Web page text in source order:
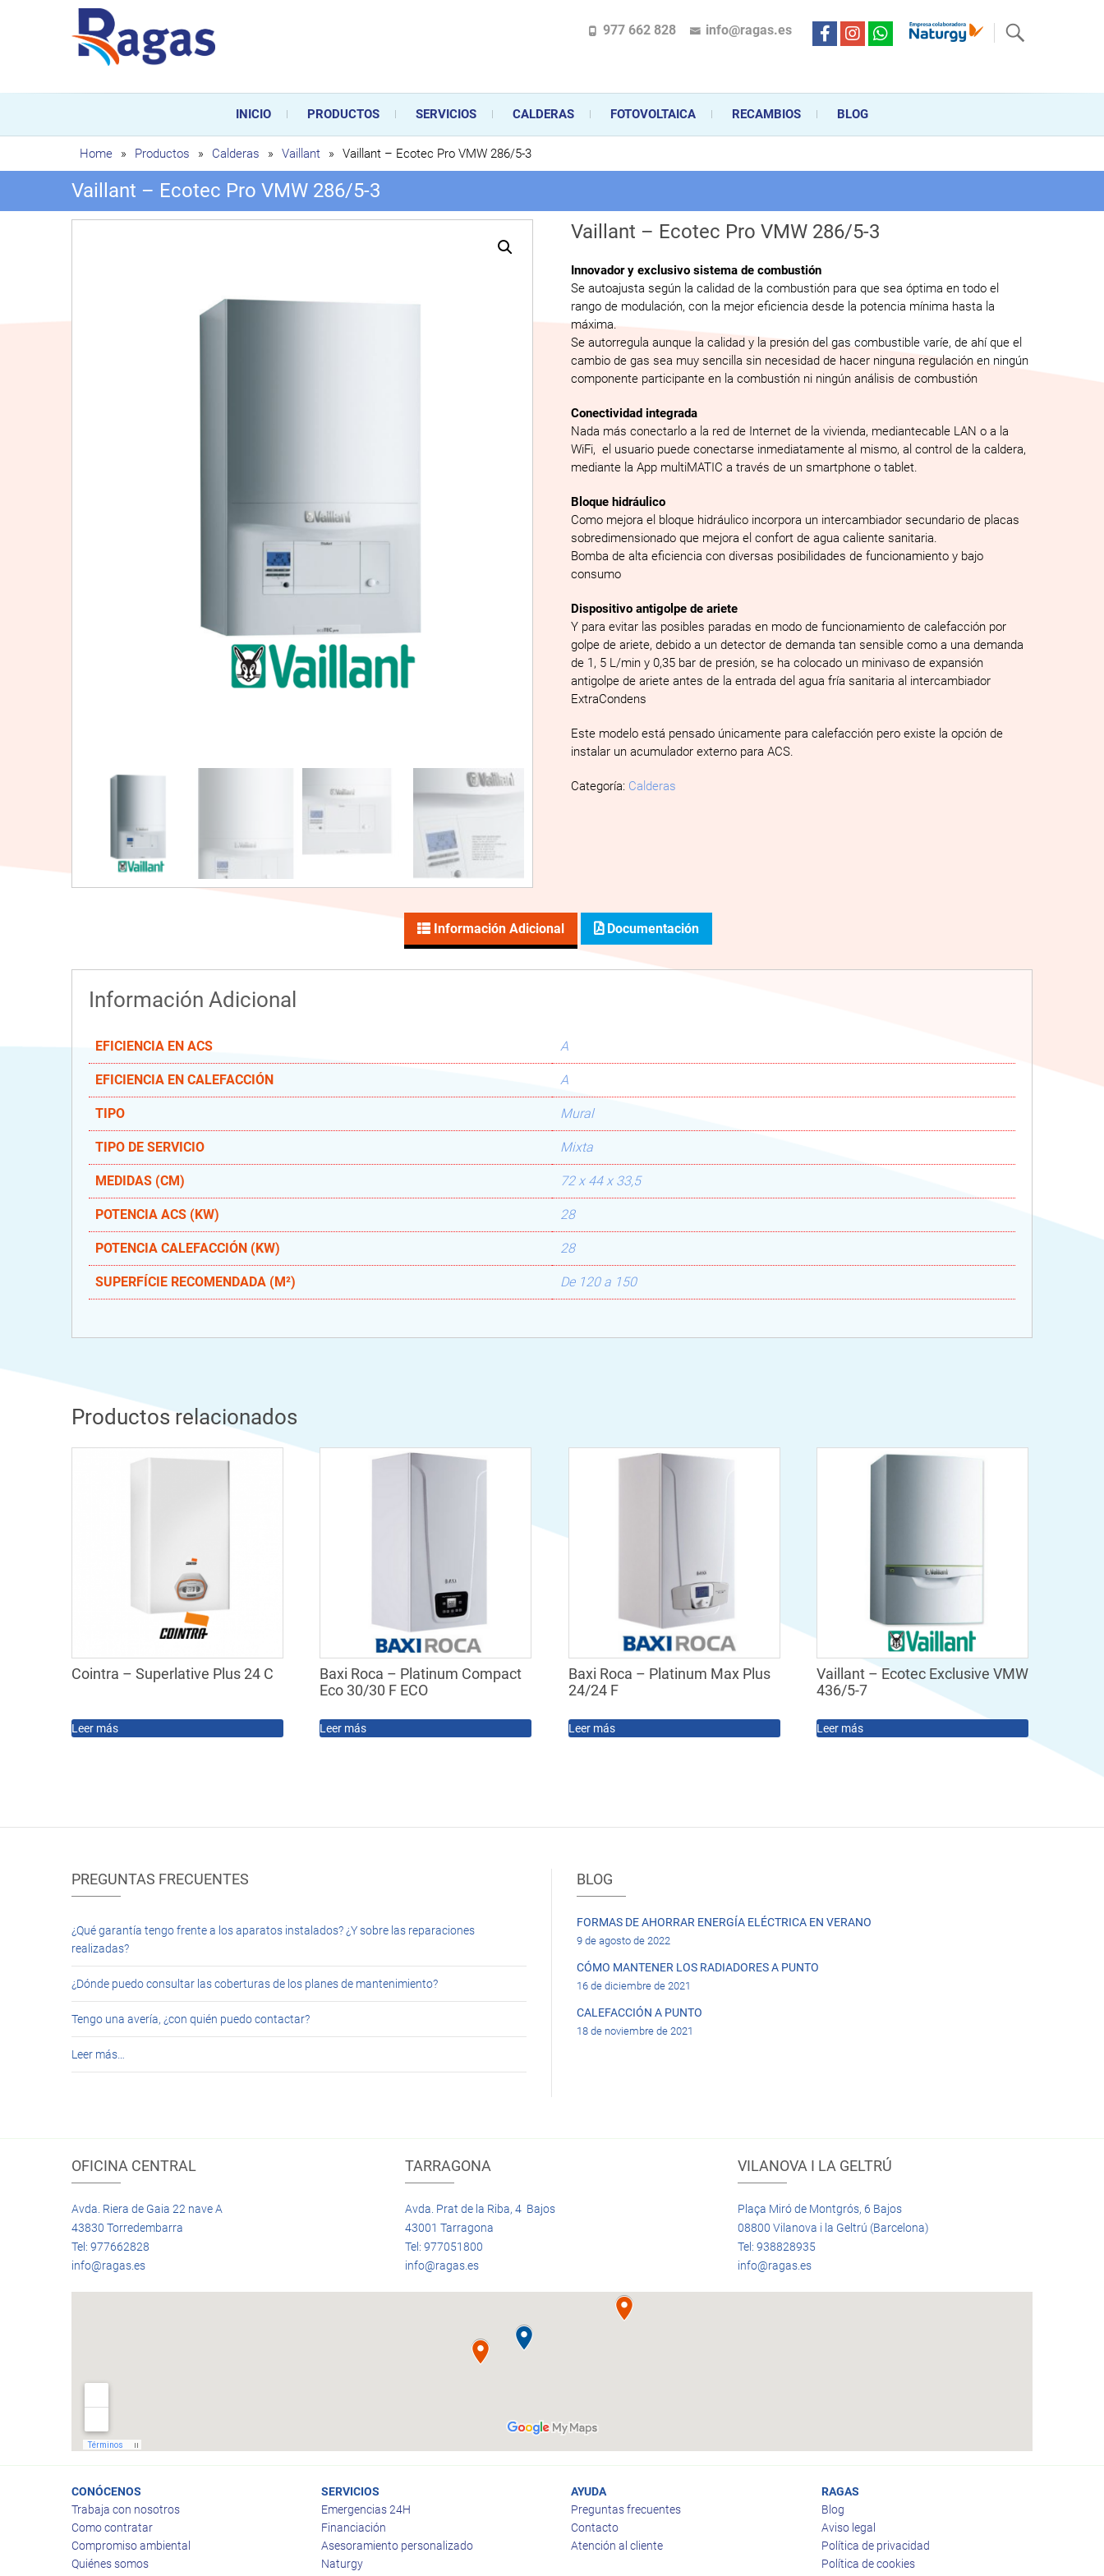
Ragas
sustitución de los mismos.
977 662 828 info@ragas.es
INICIO PRODUCTOS SERVICIOS CALDERAS FOTOVOLTAICA RECAMBIOS BLOG
Home » Productos » Calderas » Vaillant » Vaillant – Ecotec Pro VMW 286/5-3
Vaillant – Ecotec Pro VMW 286/5-3
Vaillant – Ecotec Pro VMW 286/5-3
Innovador y exclusivo sistema de combustión
Se autoajusta según la calidad de la combustión para que sea óptima en todo el
rango de modulación, con la mejor eficiencia desde la potencia mínima hasta la
máxima.
Se autorregula aunque la calidad y la presión del gas combustible varíe, de ahí que el
cambio de gas sea muy sencilla sin necesidad de hacer ninguna regulación en ningún
componente participante en la combustión ni ningún análisis de combustión
Conectividad integrada
Nada más conectarlo a la red de Internet de la vivienda, mediantecable LAN o a la
WiFi, el usuario puede conectarse inmediatamente al mismo, al control de la caldera,
mediante la App multiMATIC a través de un smartphone o tablet.
Bloque hidráulico
Como mejora el bloque hidráulico incorpora un intercambiador secundario de placas
sobredimensionado que mejora el confort de agua caliente sanitaria.
Bomba de alta eficiencia con diversas posibilidades de funcionamiento y bajo
consumo
Dispositivo antigolpe de ariete
Y para evitar las posibles paradas en modo de funcionamiento de calefacción por
golpe de ariete, debido a un detector de demanda tan sensible como a una demanda
de 1, 5 L/min y 0,35 bar de presión, se ha colocado un minivaso de expansión
antigolpe de ariete antes de la entrada del agua fría sanitaria al intercambiador
ExtraCondens
Este modelo está pensado únicamente para calefacción pero existe la opción de
instalar un acumulador externo para ACS.
Categoría: Calderas
Información Adicional Documentación
Información Adicional
EFICIENCIA EN ACS A
EFICIENCIA EN CALEFACCIÓN A
TIPO Mural
TIPO DE SERVICIO Mixta
MEDIDAS (CM) 72 x 44 x 33,5
POTENCIA ACS (KW) 28
POTENCIA CALEFACCIÓN (KW) 28
SUPERFÍCIE RECOMENDADA (M²) De 120 a 150
Productos relacionados
Cointra – Superlative Plus 24 C
Leer más
Baxi Roca – Platinum Compact
Eco 30/30 F ECO
Leer más
Baxi Roca – Platinum Max Plus
24/24 F
Leer más
Vaillant – Ecotec Exclusive VMW
436/5-7
Leer más
PREGUNTAS FRECUENTES
¿Qué garantía tengo frente a los aparatos instalados? ¿Y sobre las reparaciones
realizadas?
¿Dónde puedo consultar las coberturas de los planes de mantenimiento?
Tengo una avería, ¿con quién puedo contactar?
Leer más…
BLOG
FORMAS DE AHORRAR ENERGÍA ELÉCTRICA EN VERANO
9 de agosto de 2022
CÓMO MANTENER LOS RADIADORES A PUNTO
16 de diciembre de 2021
CALEFACCIÓN A PUNTO
18 de noviembre de 2021
OFICINA CENTRAL
Avda. Riera de Gaia 22 nave A
43830 Torredembarra
Tel: 977662828
info@ragas.es
TARRAGONA
Avda. Prat de la Riba, 4 Bajos
43001 Tarragona
Tel: 977051800
info@ragas.es
VILANOVA I LA GELTRÚ
Plaça Miró de Montgrós, 6 Bajos
08800 Vilanova i la Geltrú (Barcelona)
Tel: 938828935
info@ragas.es
CONÓCENOS
Trabaja con nosotros
Como contratar
Compromiso ambiental
Quiénes somos
SERVICIOS
Emergencias 24H
Financiación
Asesoramiento personalizado
Naturgy
AYUDA
Preguntas frecuentes
Contacto
Atención al cliente
RAGAS
Blog
Aviso legal
Política de privacidad
Política de cookies